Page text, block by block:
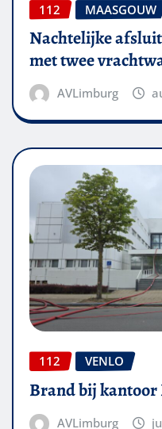
112 MAASGOUW
Nachtelijke
met twee
AVLimburg
112 VENLO
Brand bij
AVLimburg